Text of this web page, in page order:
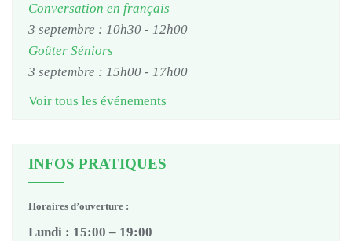
Conversation en français
3 septembre : 10h30 - 12h00
Goûter Séniors
3 septembre : 15h00 - 17h00
Voir tous les événements
INFOS PRATIQUES
Horaires d’ouverture :
Lundi : 15:00 – 19:00